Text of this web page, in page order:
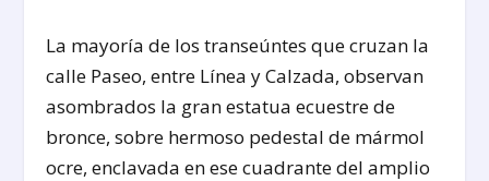
La mayoría de los transeúntes que cruzan la
calle Paseo, entre Línea y Calzada, observan
asombrados la gran estatua ecuestre de
bronce, sobre hermoso pedestal de mármol
ocre, enclavada en ese cuadrante del amplio